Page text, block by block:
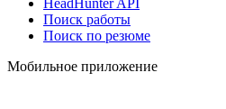
Поиск работы
Поиск по резюме
Мобильное приложение